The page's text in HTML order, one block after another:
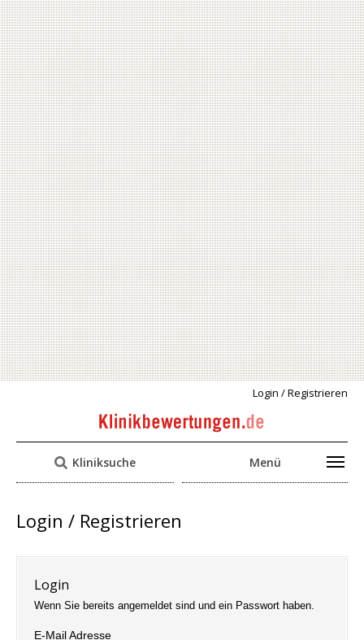
Login / Registrieren
Kliniksuche Menü
Login / Registrieren
Login
Wenn Sie bereits angemeldet sind und ein Passwort haben.
E-Mail Adresse